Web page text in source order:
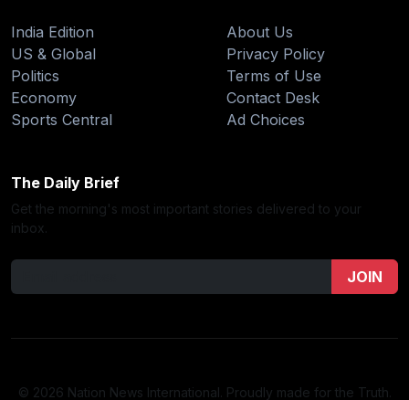
India Edition
US & Global
Politics
Economy
Sports Central
About Us
Privacy Policy
Terms of Use
Contact Desk
Ad Choices
The Daily Brief
Get the morning's most important stories delivered to your
inbox.
JOIN
© 2026 Nation News International. Proudly made for the Truth.